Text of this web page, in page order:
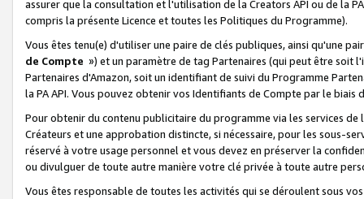
assurer que la consultation et l'utilisation de la Creators API ou de la
compris la présente Licence et toutes les Politiques du Programme).
Vous êtes tenu(e) d'utiliser une paire de clés publiques, ainsi qu'une
de Compte ») et un paramètre de tag Partenaires (qui peut être soit
Partenaires d'Amazon, soit un identifiant de suivi du Programme
la PA API. Vous pouvez obtenir vos Identifiants de Compte par le biais
Pour obtenir du contenu publicitaire du programme via les services
Créateurs et une approbation distincte, si nécessaire, pour les sous-
réservé à votre usage personnel et vous devez en préserver la
ou divulguer de toute autre manière votre clé privée à toute autre
Vous êtes responsable de toutes les activités qui se déroulent sous